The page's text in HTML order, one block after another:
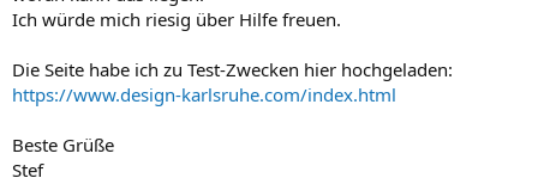
Ich würde mich riesig über Hilfe freuen.
Die Seite habe ich zu Test-Zwecken hier hochgeladen:
https://www.design-karlsruhe.com/index.html
Beste Grüße
Stef